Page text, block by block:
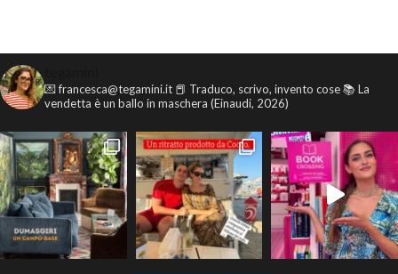
💌 francesca@tegamini.it 📕 Traduco, scrivo, invento cose📚 La
vendetta è un ballo in maschera (Einaudi, 2026)